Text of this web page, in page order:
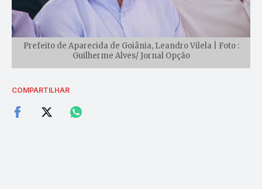
Prefeito de Aparecida de Goiânia, Leandro Vilela | Foto :
Guilherme Alves/ Jornal Opção
COMPARTILHAR